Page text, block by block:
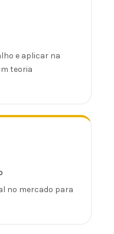
e aplicar na
teoria
no mercado para